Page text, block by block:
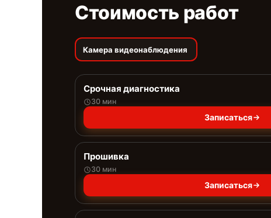
Стоимость работ
Камера видеонаблюдения
Срочная диагностика
30 мин
Записаться
Прошивка
30 мин
Записаться